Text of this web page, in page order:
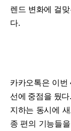
렌드 변화에 걸
다.
카카오톡은 이번
선에 중점을 뒀
지하는 동시에
종 편의 기능들